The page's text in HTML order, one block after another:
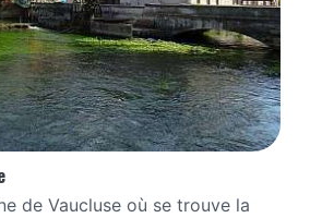
de Vaucluse où se trouve la